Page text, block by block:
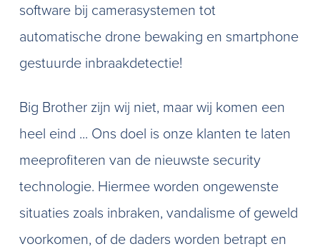
software bij camerasystemen tot
automatische drone bewaking en smartphone
gestuurde inbraakdetectie!
Big Brother zijn wij niet, maar wij komen een
heel eind ... Ons doel is onze klanten te laten
meeprofiteren van de nieuwste security
technologie. Hiermee worden ongewenste
situaties zoals inbraken, vandalisme of geweld
voorkomen, of de daders worden betrapt en